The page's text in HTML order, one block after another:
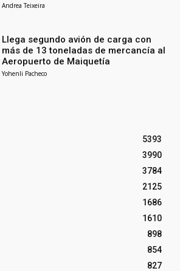
Andrea Teixeira
Llega segundo avión de carga con
más de 13 toneladas de mercancía al
Aeropuerto de Maiquetía
Yohenli Pacheco
5393
3990
3784
2125
1686
1610
898
854
827